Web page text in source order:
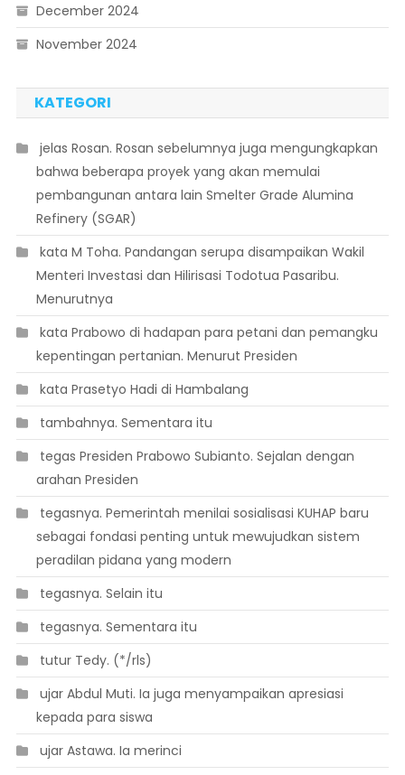
December 2024
November 2024
KATEGORI
 jelas Rosan. Rosan sebelumnya juga mengungkapkan
bahwa beberapa proyek yang akan memulai
pembangunan antara lain Smelter Grade Alumina
Refinery (SGAR)
 kata M Toha. Pandangan serupa disampaikan Wakil
Menteri Investasi dan Hilirisasi Todotua Pasaribu.
Menurutnya
 kata Prabowo di hadapan para petani dan pemangku
kepentingan pertanian. Menurut Presiden
 kata Prasetyo Hadi di Hambalang
 tambahnya. Sementara itu
 tegas Presiden Prabowo Subianto. Sejalan dengan
arahan Presiden
 tegasnya. Pemerintah menilai sosialisasi KUHAP baru
sebagai fondasi penting untuk mewujudkan sistem
peradilan pidana yang modern
 tegasnya. Selain itu
 tegasnya. Sementara itu
 tutur Tedy. (*/rls)
 ujar Abdul Muti. Ia juga menyampaikan apresiasi
kepada para siswa
 ujar Astawa. Ia merinci